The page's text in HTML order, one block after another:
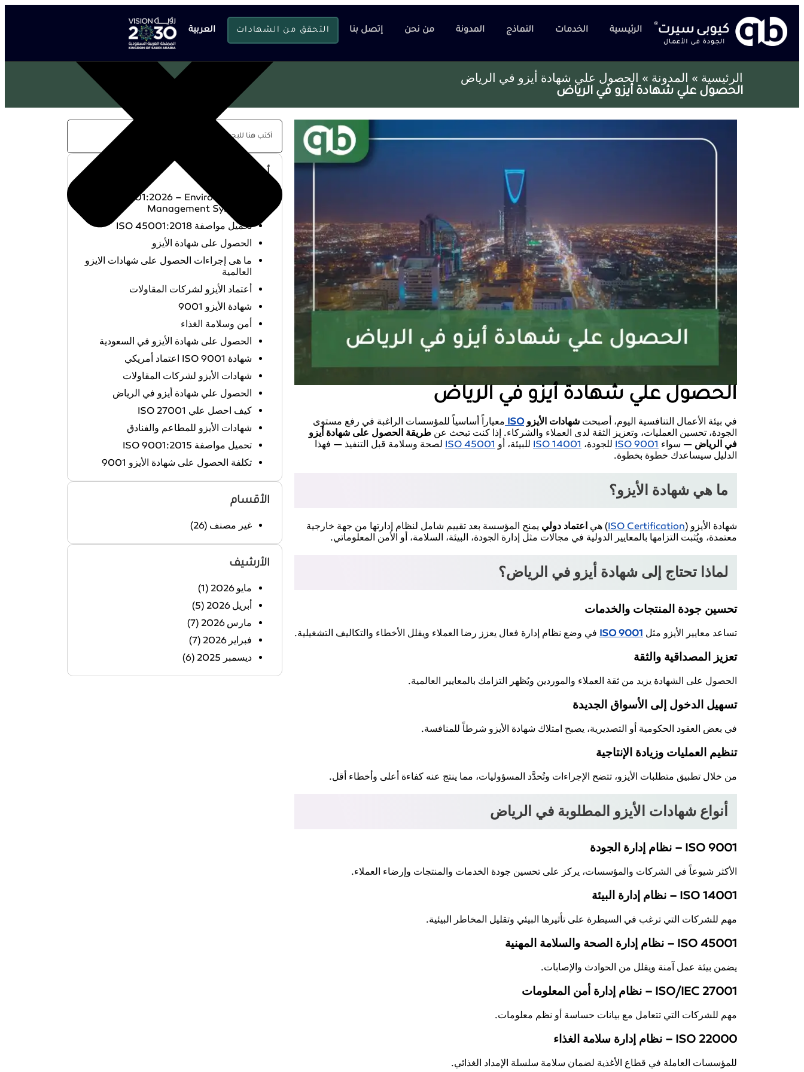
الرئيسية الخدمات النماذج المدونة من نحن إتصل بنا التحقق من الشهادات العربية
الرئيسية » المدونة » الحصول علي شهادة أيزو في الرياض
الحصول علي شهادة أيزو في الرياض
الحصول علي شهادة أيزو في الرياض
في بيئة الأعمال التنافسية اليوم، أصبحتشهادات الأيزوISO معياراً أساسياً للمؤسسات الراغبة في رفع مستوى
الجودة، تحسين العمليات، وتعزيز الثقة لدى العملاء والشركاء. إذا كنت تبحث عنطريقة الحصول على شهادة أيزو
في الرياض — سواء ISO 9001 للجودة، ISO 14001 للبيئة، أو ISO 45001 لصحة وسلامة قبل التنفيذ — فهذا
الدليل سيساعدك خطوة بخطوة.
ما هي شهادة الأيزو؟
شهادة الأيزو (ISO Certification) هياعتماد دولي يمنح المؤسسة بعد تقييم شامل لنظام إدارتها من جهة خارجية
معتمدة، ويُثبت التزامها بالمعايير الدولية في مجالات مثل إدارة الجودة، البيئة، السلامة، أو الأمن المعلوماتي.
لماذا تحتاج إلى شهادة أيزو في الرياض؟
تحسين جودة المنتجات والخدمات
تساعد معايير الأيزو مثل ISO 9001 في وضع نظام إدارة فعال يعزز رضا العملاء ويقلل الأخطاء والتكاليف التشغيلية.
تعزيز المصداقية والثقة
الحصول على الشهادة يزيد من ثقة العملاء والموردين ويُظهر التزامك بالمعايير العالمية.
تسهيل الدخول إلى الأسواق الجديدة
في بعض العقود الحكومية أو التصديرية، يصبح امتلاك شهادة الأيزو شرطاً للمنافسة.
تنظيم العمليات وزيادة الإنتاجية
من خلال تطبيق متطلبات الأيزو، تتضح الإجراءات وتُحدَّد المسؤوليات، مما ينتج عنه كفاءة أعلى وأخطاء أقل.
أنواع شهادات الأيزو المطلوبة في الرياض
ISO 9001 – نظام إدارة الجودة
الأكثر شيوعاً في الشركات والمؤسسات، يركز على تحسين جودة الخدمات والمنتجات وإرضاء العملاء.
ISO 14001 – نظام إدارة البيئة
مهم للشركات التي ترغب في السيطرة على تأثيرها البيئي وتقليل المخاطر البيئية.
ISO 45001 – نظام إدارة الصحة والسلامة المهنية
يضمن بيئة عمل آمنة ويقلل من الحوادث والإصابات.
ISO/IEC 27001 – نظام إدارة أمن المعلومات
مهم للشركات التي تتعامل مع بيانات حساسة أو نظم معلومات.
ISO 22000 – نظام إدارة سلامة الغذاء
للمؤسسات العاملة في قطاع الأغذية لضمان سلامة سلسلة الإمداد الغذائي.
أحدث المقالات
ISO 14001:2026 – Environmental
Management Systems
تحميل مواصفة ISO 45001:2018
الحصول على شهادة الأيزو
ما هى إجراءات الحصول على شهادات الايزو
العالمية
أعتماد الأيزو لشركات المقاولات
شهادة الأيزو 9001
أمن وسلامة الغذاء
الحصول على شهادة الأيزو في السعودية
شهادة ISO 9001 اعتماد أمريكي
شهادات الأيزو لشركات المقاولات
الحصول علي شهادة أيزو في الرياض
كيف احصل علي ISO 27001
شهادات الأيزو للمطاعم والفنادق
تحميل مواصفة ISO 9001:2015
تكلفة الحصول على شهادة الأيزو 9001
الأقسام
غير مصنف (26)
الأرشيف
مايو 2026
(1)
أبريل 2026
(5)
مارس 2026
(7)
فبراير 2026
(7)
ديسمبر 2025
(6)